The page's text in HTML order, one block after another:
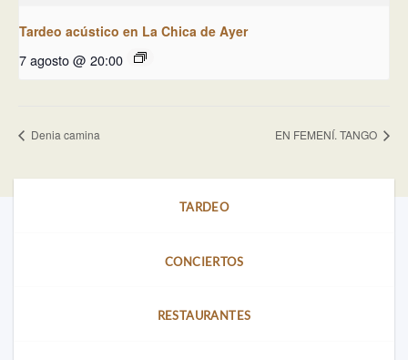
Tardeo acústico en La Chica de Ayer
7 agosto @ 20:00
Denia camina EN FEMENÍ. TANGO
TARDEO
CONCIERTOS
RESTAURANTES